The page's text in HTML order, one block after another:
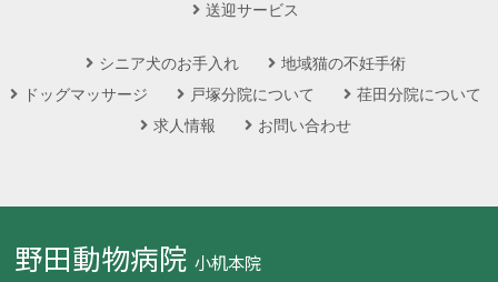
送迎サービス
シニア犬のお手入れ
地域猫の不妊手術
ドッグマッサージ
戸塚分院について
荏田分院について
求人情報
お問い合わせ
野田動物病院小机本院